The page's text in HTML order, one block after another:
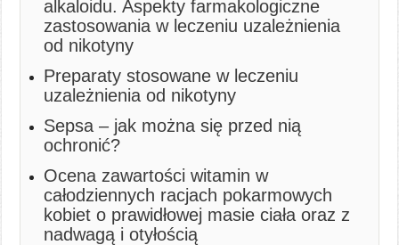
alkaloidu. Aspekty farmakologiczne
zastosowania w leczeniu uzależnienia
od nikotyny
Preparaty stosowane w leczeniu
uzależnienia od nikotyny
Sepsa – jak można się przed nią
ochronić?
Ocena zawartości witamin w
całodziennych racjach pokarmowych
kobiet o prawidłowej masie ciała oraz z
nadwagą i otyłością